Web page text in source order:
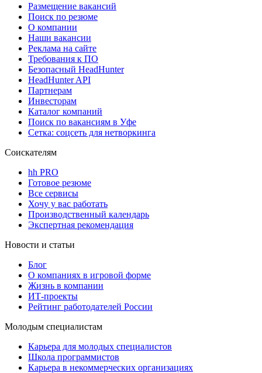
Размещение вакансий
Поиск по резюме
О компании
Наши вакансии
Реклама на сайте
Требования к ПО
Безопасный HeadHunter
HeadHunter API
Партнерам
Инвесторам
Каталог компаний
Поиск по вакансиям в Уфе
Сетка: соцсеть для нетворкинга
Соискателям
hh PRO
Готовое резюме
Все сервисы
Хочу у вас работать
Производственный календарь
Экспертная рекомендация
Новости и статьи
Блог
О компаниях в игровой форме
Жизнь в компании
ИТ-проекты
Рейтинг работодателей России
Молодым специалистам
Карьера для молодых специалистов
Школа программистов
Карьера в некоммерческих организациях